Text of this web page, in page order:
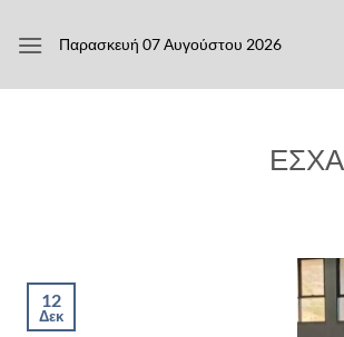
στο
Παρασκευή 07 Αυγούστου 2026
ΕΣΧΑ
12
Δεκ